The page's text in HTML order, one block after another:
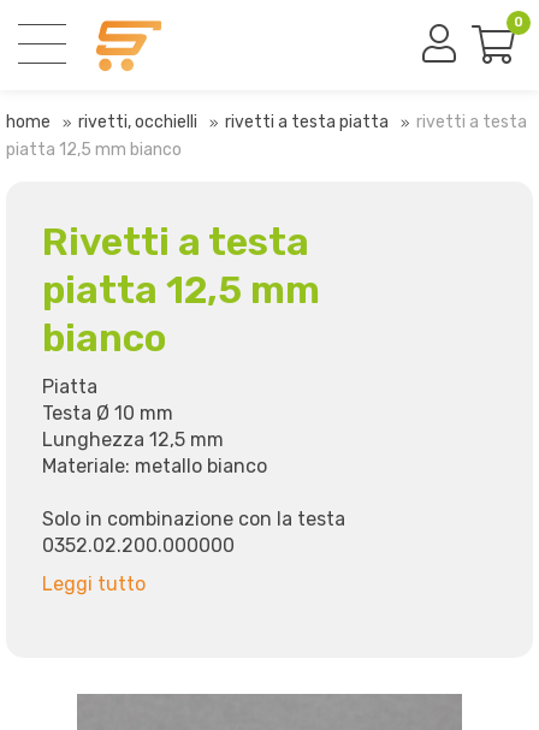
0
home rivetti, occhielli rivetti a testa piatta
rivetti a testa
piatta 12,5 mm bianco
Rivetti a testa
piatta 12,5 mm
bianco
Piatta
Testa Ø 10 mm
Lunghezza 12,5 mm
Materiale: metallo bianco
Solo in combinazione con la testa
0352.02.200.000000
Leggi tutto